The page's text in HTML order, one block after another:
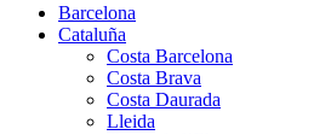
Barcelona
Cataluña
Costa Barcelona
Costa Brava
Costa Daurada
Lleida